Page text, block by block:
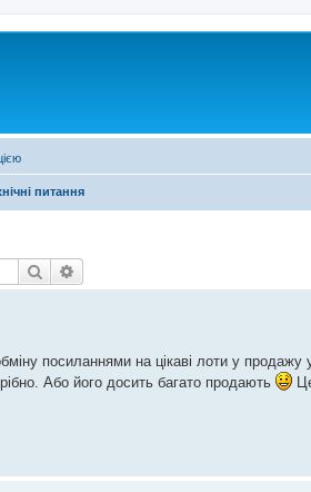
питання
Пошук
посиланнями на цікаві лоти у
Або його досить багато продають